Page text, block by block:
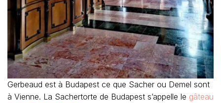
Gerbeaud est à Budapest ce que Sacher ou Demel sont
à Vienne. La Sachertorte de Budapest s’appelle le gâteau